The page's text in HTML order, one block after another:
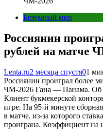
Безумный мир
Россиянин
рублей на матче
Lenta.ru2 месяца спустя01
Россиянин проиграл более
ЧМ-2026 Гана — Панама. Об
Клиент букмекерской
игре. На 95-й минуте
в матче, из-за которого
проиграна. Коэффициент на